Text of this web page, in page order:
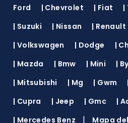
Ford
| Chevrolet | Fiat |
| Suzuki | Nissan | Renault
| Volkswagen | Dodge |
| Mazda | Bmw | Mini |
| Mitsubishi | Mg | Gwm |
| Cupra | Jeep | Gmc |
| Mercedes Benz | Mapa